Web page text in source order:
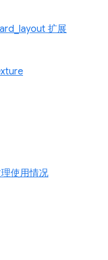
扩展
使用情况